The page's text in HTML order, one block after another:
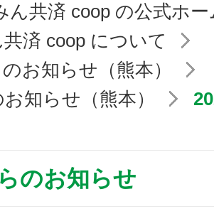
ん共済 coop の公式ホ
済 coop について
お知らせ（熊本）
知らせ（熊本）
のお知らせ